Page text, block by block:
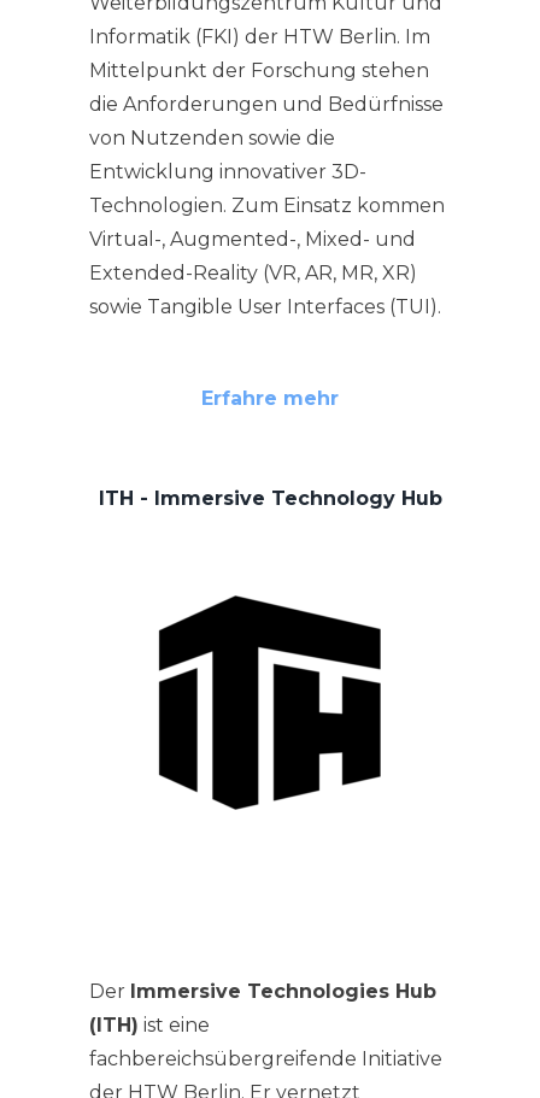
Informatik (FKI) der HTW Berlin. Im
Mittelpunkt der Forschung stehen
die Anforderungen und Bedürfnisse
von Nutzenden sowie die
Entwicklung innovativer 3D-
Technologien. Zum Einsatz kommen
Virtual-, Augmented-, Mixed- und
Extended-Reality (VR, AR, MR, XR)
sowie Tangible User Interfaces (TUI).
Erfahre mehr
ITH - Immersive Technology Hub
Der Immersive Technologies Hub
(ITH) ist eine
fachbereichsübergreifende Initiative
der HTW Berlin. Er vernetzt